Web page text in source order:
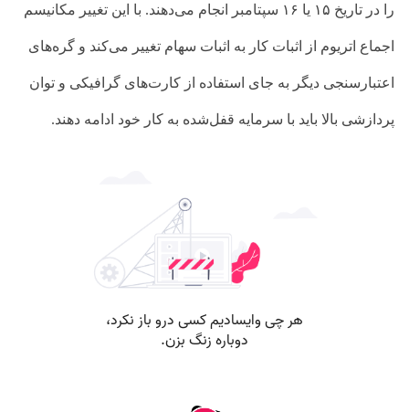
را در تاریخ ۱۵ یا ۱۶ سپتامبر انجام می‌دهند. با این تغییر مکانیسم
اجماع اتریوم از اثبات کار به اثبات سهام تغییر می‌کند و گره‌های
اعتبارسنجی دیگر به جای استفاده از کارت‌های گرافیکی و توان
پردازشی بالا باید با سرمایه قفل‌شده به کار خود ادامه دهند.